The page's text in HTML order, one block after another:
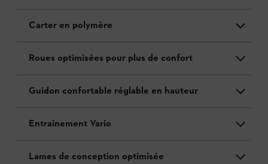
Carter en polymère
Roues optimisées pour plus de confort
Guidon confortable réglable en hauteur
Entraînement Vario
Lames de conception optimisée